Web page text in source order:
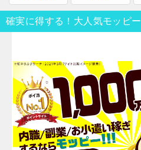
確実に得する！大人気モッピー